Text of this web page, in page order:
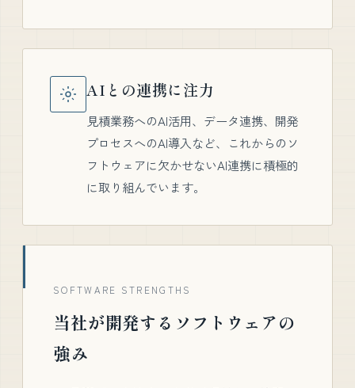
AIとの連携に注力
見積業務へのAI活用、データ連携、開発
プロセスへのAI導入など、これからのソ
フトウェアに欠かせないAI連携に積極的
に取り組んでいます。
SOFTWARE STRENGTHS
当社が開発するソフトウェアの
強み